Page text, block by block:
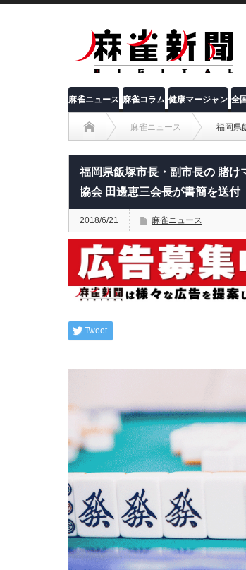
麻雀ニュース 麻雀コラム 健康マージャン 全
麻雀ニュース 福岡県
福岡県飯塚市長・副市長の 賭
協会 田邊恵三会長が書簡を送付
2018/6/21 麻雀ニュース
Tweet